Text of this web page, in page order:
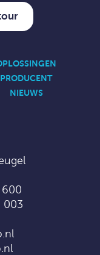
PRODUCENT
NIEUWS
600
003